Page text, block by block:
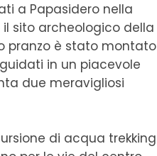
a Papasidero nella
sito archeologico della
pranzo è stato montato
in un piacevole
due meravigliosi
di acqua trekking